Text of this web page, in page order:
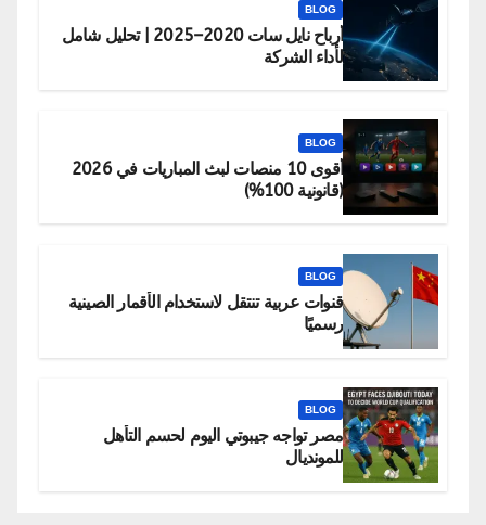
BLOG
أرباح نايل سات 2020–2025 | تحليل شامل
لأداء الشركة
BLOG
أقوى 10 منصات لبث المباريات في 2026
(قانونية 100%)
BLOG
قنوات عربية تنتقل لاستخدام الأقمار الصينية
رسميًا
BLOG
مصر تواجه جيبوتي اليوم لحسم التأهل
للمونديال